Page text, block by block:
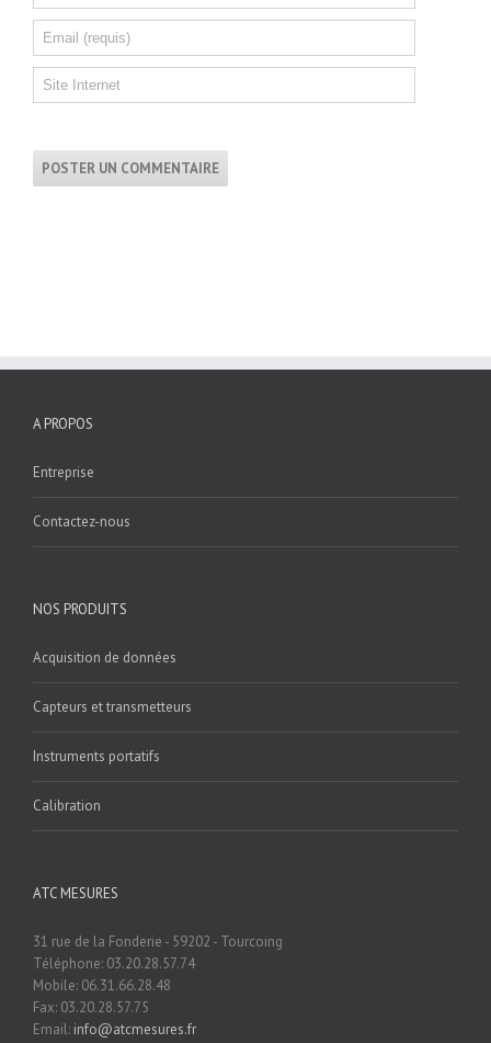
A PROPOS
Entreprise
Contactez-nous
NOS PRODUITS
Acquisition de données
Capteurs et transmetteurs
Instruments portatifs
Calibration
ATC MESURES
31 rue de la Fonderie - 59202 - Tourcoing
Téléphone: 03.20.28.57.74
Mobile: 06.31.66.28.48
Fax: 03.20.28.57.75
Email: info@atcmesures.fr